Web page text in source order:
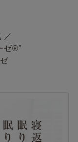
／
ゼ®”